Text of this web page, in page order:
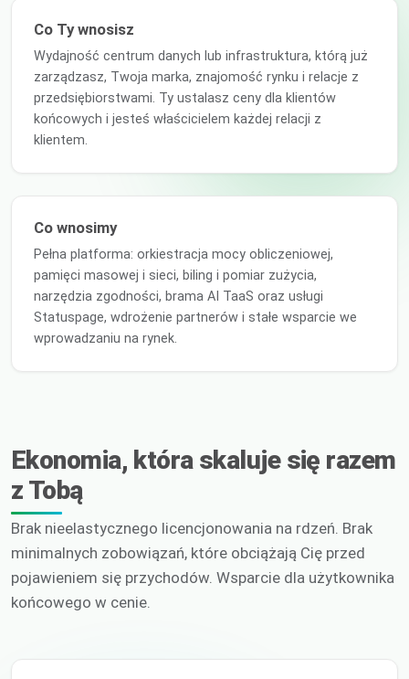
Co Ty wnosisz
Wydajność centrum danych lub infrastruktura, którą już
zarządzasz, Twoja marka, znajomość rynku i relacje z
przedsiębiorstwami. Ty ustalasz ceny dla klientów
końcowych i jesteś właścicielem każdej relacji z
klientem.
Co wnosimy
Pełna platforma: orkiestracja mocy obliczeniowej,
pamięci masowej i sieci, biling i pomiar zużycia,
narzędzia zgodności, brama AI TaaS oraz usługi
Statuspage, wdrożenie partnerów i stałe wsparcie we
wprowadzaniu na rynek.
Ekonomia, która skaluje się razem
z Tobą
Brak nieelastycznego licencjonowania na rdzeń. Brak
minimalnych zobowiązań, które obciążają Cię przed
pojawieniem się przychodów. Wsparcie dla użytkownika
końcowego w cenie.